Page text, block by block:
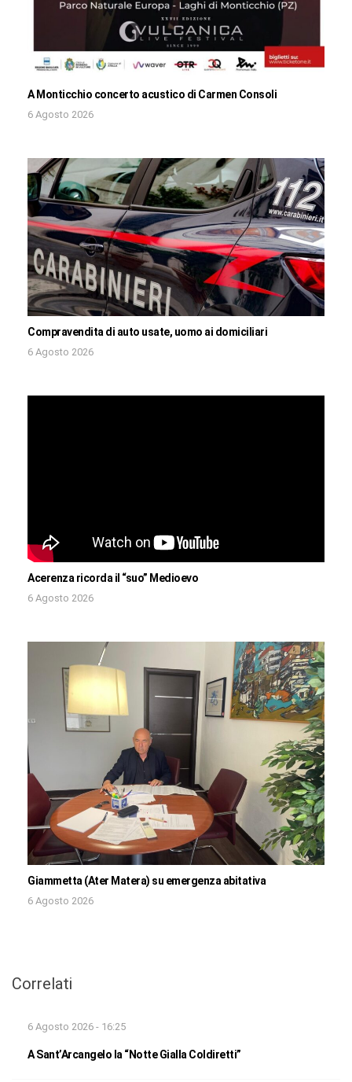
A Monticchio concerto acustico di Carmen Consoli
6 Agosto 2026
Compravendita di auto usate, uomo ai domiciliari
6 Agosto 2026
Acerenza ricorda il “suo” Medioevo
6 Agosto 2026
Giammetta (Ater Matera) su emergenza abitativa
6 Agosto 2026
Correlati
6 Agosto 2026 - 16:25
A Sant’Arcangelo la “Notte Gialla Coldiretti”